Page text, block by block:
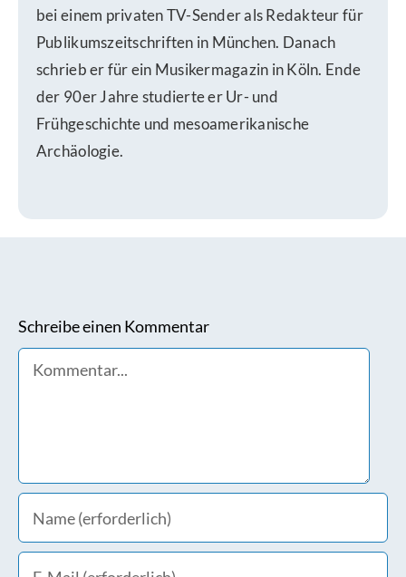
bei einem privaten TV-Sender als Redakteur für
Publikumszeitschriften in München. Danach
schrieb er für ein Musikermagazin in Köln. Ende
der 90er Jahre studierte er Ur- und
Frühgeschichte und mesoamerikanische
Archäologie.
Schreibe einen Kommentar
Comment